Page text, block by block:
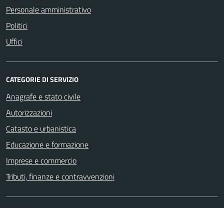
Personale amministrativo
Politici
Uffici
CATEGORIE DI SERVIZIO
Anagrafe e stato civile
Autorizzazioni
Catasto e urbanistica
Educazione e formazione
Imprese e commercio
Tributi, finanze e contravvenzioni